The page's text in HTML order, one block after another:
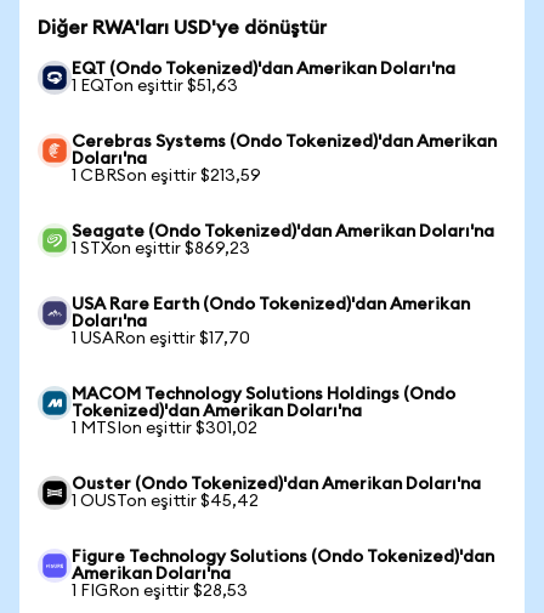
Diğer RWA'ları USD'ye dönüştür
EQT (Ondo Tokenized)'dan Amerikan Doları'na
1 EQTon eşittir $51,63
Cerebras Systems (Ondo Tokenized)'dan Amerikan
Doları'na
1 CBRSon eşittir $213,59
Seagate (Ondo Tokenized)'dan Amerikan Doları'na
1 STXon eşittir $869,23
USA Rare Earth (Ondo Tokenized)'dan Amerikan
Doları'na
1 USARon eşittir $17,70
MACOM Technology Solutions Holdings (Ondo
Tokenized)'dan Amerikan Doları'na
1 MTSIon eşittir $301,02
Ouster (Ondo Tokenized)'dan Amerikan Doları'na
1 OUSTon eşittir $45,42
Figure Technology Solutions (Ondo Tokenized)'dan
Amerikan Doları'na
1 FIGRon eşittir $28,53